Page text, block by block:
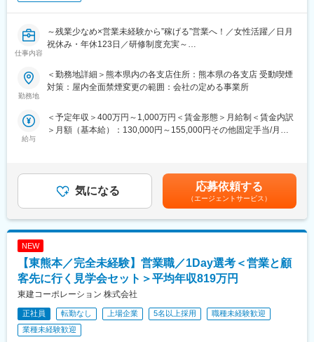
■当社について：
以上達成、35倍近くの驚異的な成長を遂げ2024年3月21日、東京
証券取引所グロース市場へ上場しました。
そして2025年7月トライアルホールディングスと西友の経営統合
略（3）収益性の向上（4）リテールメディア展開の4つの軸を中
心に進めていきます。
業以来小売の現場でITを活用し流通の生産性向上、買い物体験の
イノベーションにトライし続けてきました。第4次産業革命を迎え
る今、私たちはリテールAIで新しい流通の未来を創り世界一の買
い物体験を提供し、人々の暮らしを豊かにする企業を目指してい
ます。AIによる第四次産業革命は既存のビジネス構造を大きく変
変更の範囲：会社の定める業務
仕事内容
～残業少なめ×営業未経験から”稼げる”営業へ！／女性活躍／日月
祝休み・年休123日／研修制度充実～
＼＼ここが魅力／／
◎業界トップレベルのインセンティブ制度で高年収社員多数！
されることが高年収の理由です。実績連動型の評価制度でスピー
ド出世も目指せます。
実際に現事業所長の2人に1人が営業職「以外」からの転職者で
す。
◎ワークライフバランスを実現可能
効率的な営業活動を追求し、平均残業は月15h程度。日月祝休
み・年休123日・転勤無しと働きやすい環境です。
です。
■仕事内容：
土地オーナーが所有する資産に対し、最適な土地活用の事業を提
案するコンサルティング営業です。
土地の所有者様に対し土地の利用状況やお困りごとをお伺いし、
賃貸マンション・アパートを建てることによる節税・収入・資産
勤務地
＜勤務地詳細＞熊本県内の各支店住所：熊本県の各支店 受動喫煙
対策：屋内全面禁煙変更の範囲：会社の定める事業所
給与
＜予定年収＞400万円～1,000万円＜賃金形態＞月給制＜賃金内訳
＞月額（基本給）：130,000円～155,000円その他固定手当/月：
業手当＞有＜給与補足＞年収650万円（月給31万円＋成果給＋賞
与）／入社1年目 メンバー年収841万円（月給42万円＋成果給＋
賞与）／入社2年目 メンバー年収1,156万円（月給56万円＋成果給
＋賞与）／入社5年目 メンバー賃金はあくまでも目安の金額であ
り、選考を通じて上下する可能性があります。月給(月額)は固定手
気になる 応募依頼する
（エージェントサービス）
NEW
【東熊本／完全未経験】営業職／1Day選考＜営業と顧
客先に行く見学会セット＞平均年収819万円
東建コーポレーション 株式会社
正社員 転勤なし 上場企業 5名以上採用
職種未経験歓迎
業種未経験歓迎